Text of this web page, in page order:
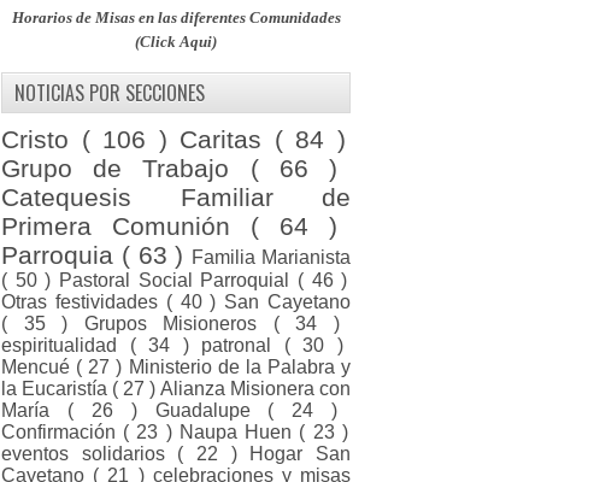
Horarios de Misas en las diferentes Comunidades
(Click Aqui)
NOTICIAS POR SECCIONES
Cristo ( 106 ) Caritas ( 84 )
Grupo de Trabajo ( 66 )
Catequesis Familiar de
Primera Comunión ( 64 )
Parroquia ( 63 ) Familia Marianista
( 50 ) Pastoral Social Parroquial ( 46 )
Otras festividades ( 40 ) San Cayetano
( 35 ) Grupos Misioneros ( 34 )
espiritualidad ( 34 ) patronal ( 30 )
Mencué ( 27 ) Ministerio de la Palabra y
la Eucaristía ( 27 ) Alianza Misionera con
María ( 26 ) Guadalupe ( 24 )
Confirmación ( 23 ) Naupa Huen ( 23 )
eventos solidarios ( 22 ) Hogar San
Cayetano ( 21 ) celebraciones y misas